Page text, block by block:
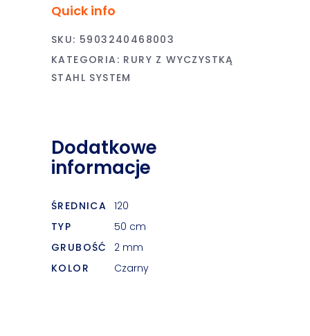
Quick info
SKU: 5903240468003
KATEGORIA: RURY Z WYCZYSTKĄ
STAHL SYSTEM
Dodatkowe
informacje
ŚREDNICA 120
TYP
50 cm
GRUBOŚĆ
2 mm
KOLOR
Czarny